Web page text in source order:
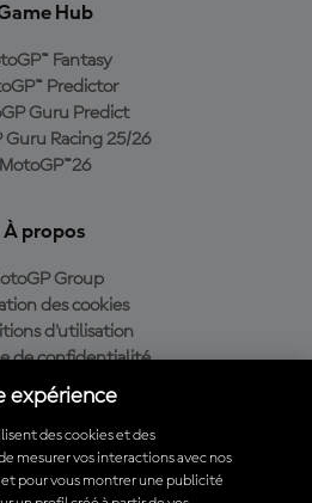
Hub
Fantasy
Predictor
Guru Predict
Guru Racing 25/26
MotoGP™26
À propos
Group
des cookies
d'utilisation
de confidentialité
d’achat
officielle du MotoGP™
expérience
des cookies et des
mesurer vos interactions avec nos
pour vous montrer une publicité